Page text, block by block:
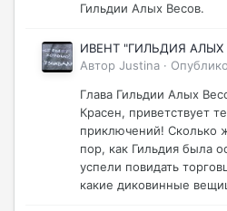
Гильдии Алых Весов.
ИВЕНТ "ГИЛЬДИЯ АЛЫХ
Автор Justina ·
Глава Гильдии Алых
Красен, приветствует
приключений! Сколько
пор, как Гильдия была
успели повидать
какие диковинные